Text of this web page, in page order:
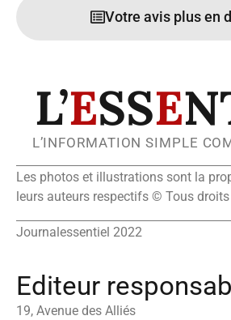
Votre avis plus en
L’ESSE
L’INFORMATION SIMPLE
Les photos et illustrations sont la
leurs auteurs respectifs © Tous droits
Journalessentiel 2022
Editeur
19, Avenue des Alliés